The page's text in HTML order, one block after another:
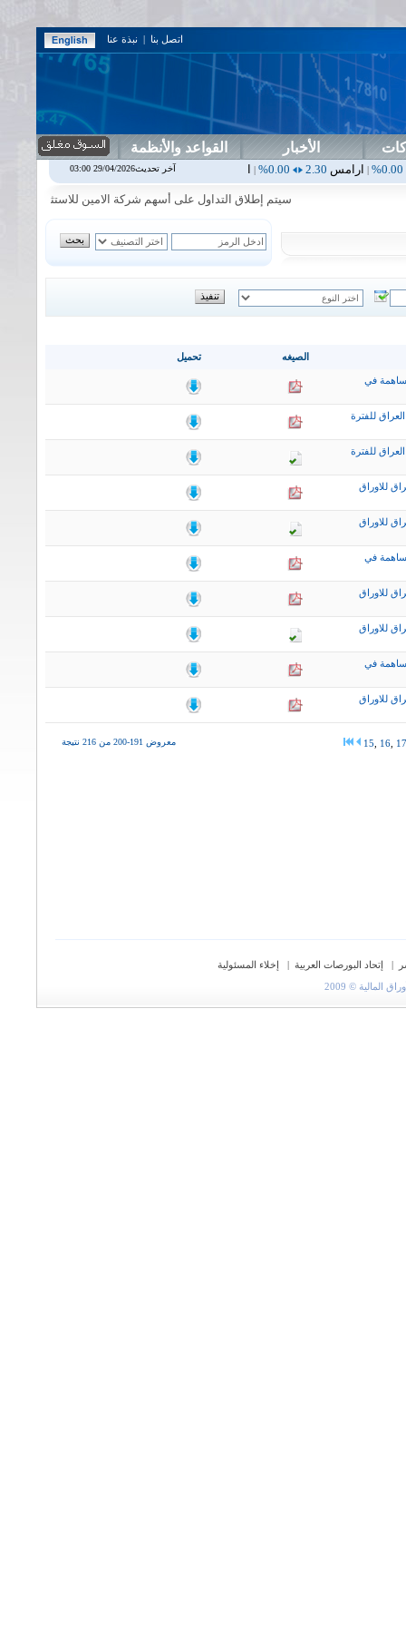
اتصل بنا | نبذة عنا
الأخبار القواعد والأنظمة
2.30
|اربيل 0.00 اس بنك0.00
0.00%
|اسفنج
سيتم إطلاق التداول على أسهم شركة الامين للاستثمار المالي في
تحميل الصيغه
في
للفترة
للفترة
للاوراق
للاوراق
في
للاوراق
للاوراق
في
للاوراق
معروض 191-200 من 216 نتيجة 15 16 17
| إتحاد البورصات العربية |
إخلاء المسئولية
© 2009